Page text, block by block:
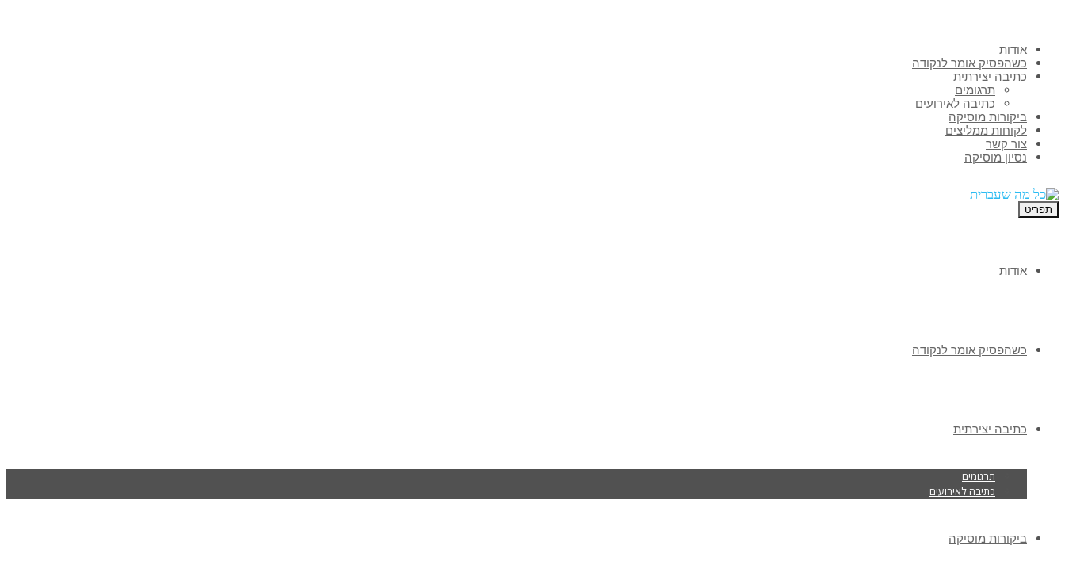
אודות
כשהפסיק אומר לנקודה
כתיבה יצירתית
תרגומים
כתיבה לאירועים
ביקורות מוסיקה
לקוחות ממליצים
צור קשר
נסיון מוסיקה
תפריט
אודות
כשהפסיק אומר לנקודה
כתיבה יצירתית
תרגומים
כתיבה לאירועים
ביקורות מוסיקה